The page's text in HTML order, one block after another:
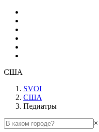
США
SVOI
США
Педиатры
×